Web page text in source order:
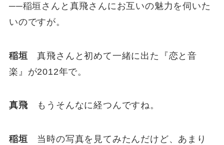
──稲垣さんと真飛さんにお互いの魅力を伺いた
いのですが。
稲垣 真飛さんと初めて一緒に出た『恋と音
楽』が2012年で。
真飛 もうそんなに経つんですね。
稲垣 当時の写真を見てみたんだけど、あまり